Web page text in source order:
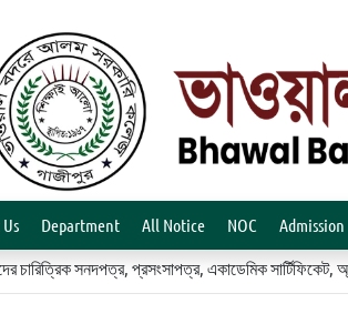
Department All Notice NOC Admission
চারিত্রিক সনদপত্র, প্রসংসাপত্র, একাডেমিক